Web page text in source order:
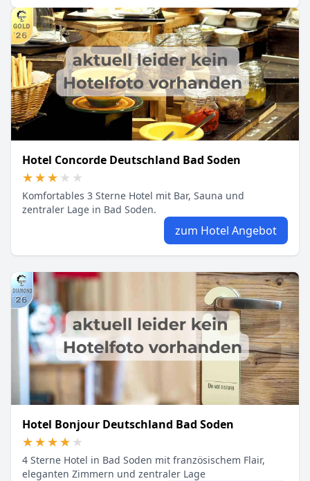
Hotel Concorde Deutschland Bad Soden
★★★★★
★★★★★
Komfortables 3 Sterne Hotel mit Bar, Sauna und
zentraler Lage in Bad Soden.
zum Hotel Angebot
Hotel Bonjour Deutschland Bad Soden
★★★★★
★★★★★
4 Sterne Hotel in Bad Soden mit französischem Flair,
eleganten Zimmern und zentraler Lage